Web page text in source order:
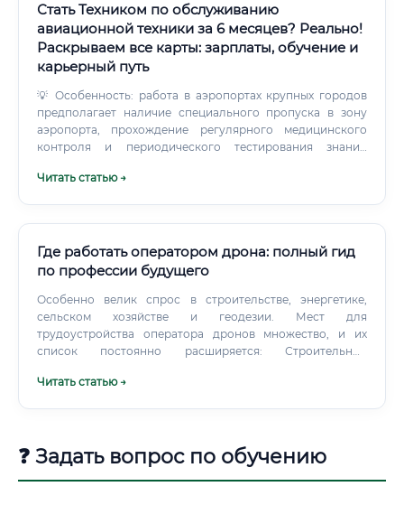
Стать Техником по обслуживанию
авиационной техники за 6 месяцев? Реально!
Раскрываем все карты: зарплаты, обучение и
карьерный путь
💡 Особенность: работа в аэропортах крупных городов
предполагает наличие специального пропуска в зону
аэропорта, прохождение регулярного медицинского
контроля и периодического тестирования знаний
работодателей 🏢 Рынок труда для авиационных
Читать статью →
Где работать оператором дрона: полный гид
по профессии будущего
Особенно велик спрос в строительстве, энергетике,
сельском хозяйстве и геодезии. Мест для
трудоустройства оператора дронов множество, и их
список постоянно расширяется: Строительные
объемов выполненных работ.
Читать статью →
❓ Задать вопрос по обучению